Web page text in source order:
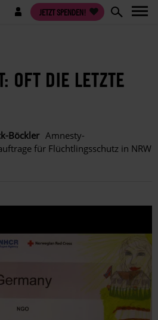
JETZT SPENDEN!
OFT DIE LETZTE
Böckler Amnesty-
für Flüchtlingsschutz in NRW